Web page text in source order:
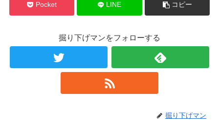
Pocket LINE コピー
掘り下げマンをフォローする
掘り下げマン